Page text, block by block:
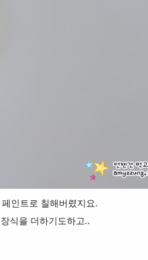
인트로 칠해버렸지요.
식을 더하기도하고..